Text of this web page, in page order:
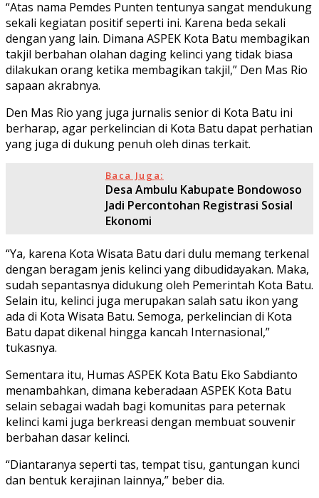
“Atas nama Pemdes Punten tentunya sangat mendukung
sekali kegiatan positif seperti ini. Karena beda sekali
dengan yang lain. Dimana ASPEK Kota Batu membagikan
takjil berbahan olahan daging kelinci yang tidak biasa
dilakukan orang ketika membagikan takjil,” Den Mas Rio
sapaan akrabnya.
Den Mas Rio yang juga jurnalis senior di Kota Batu ini
berharap, agar perkelincian di Kota Batu dapat perhatian
yang juga di dukung penuh oleh dinas terkait.
Baca Juga:
Desa Ambulu Kabupate Bondowoso
Jadi Percontohan Registrasi Sosial
Ekonomi
“Ya, karena Kota Wisata Batu dari dulu memang terkenal
dengan beragam jenis kelinci yang dibudidayakan. Maka,
sudah sepantasnya didukung oleh Pemerintah Kota Batu.
Selain itu, kelinci juga merupakan salah satu ikon yang
ada di Kota Wisata Batu. Semoga, perkelincian di Kota
Batu dapat dikenal hingga kancah Internasional,”
tukasnya.
Sementara itu, Humas ASPEK Kota Batu Eko Sabdianto
menambahkan, dimana keberadaan ASPEK Kota Batu
selain sebagai wadah bagi komunitas para peternak
kelinci kami juga berkreasi dengan membuat souvenir
berbahan dasar kelinci.
“Diantaranya seperti tas, tempat tisu, gantungan kunci
dan bentuk kerajinan lainnya,” beber dia.